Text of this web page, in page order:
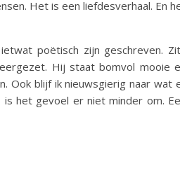
Het is een liefdesverhaal. En
poëtisch zijn geschreven.
Hij staat bomvol mooie
Ook blijf ik nieuwsgierig naar wat
het gevoel er niet minder om.